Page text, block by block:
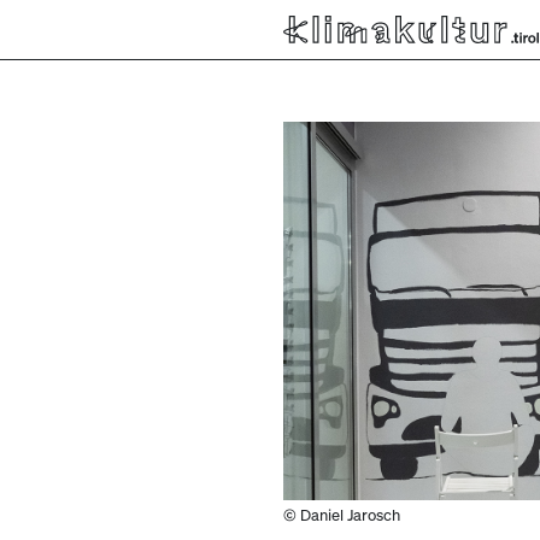
© Daniel Jarosch